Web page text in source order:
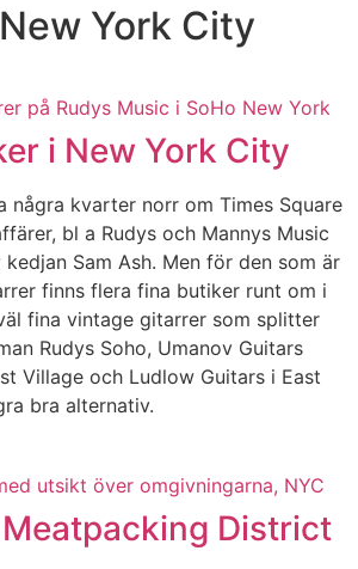
York City
i New York City
några kvarter norr om Times Square
bl a Rudys och Mannys Music
Sam Ash. Men för den som är
finns flera fina butiker runt om i
fina vintage gitarrer som splitter
Rudys Soho, Umanov Guitars
Village och Ludlow Guitars i East
bra alternativ.
District